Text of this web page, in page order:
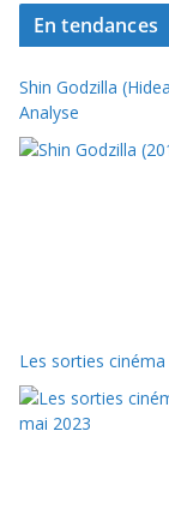
En tendances
Shin Godzilla
Analyse
Les sorties